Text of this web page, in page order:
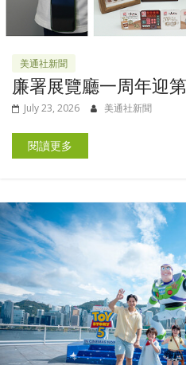
美通社新聞
廉署展覽廳一周年迎
July 23, 2026 美通社新聞
閱讀更多